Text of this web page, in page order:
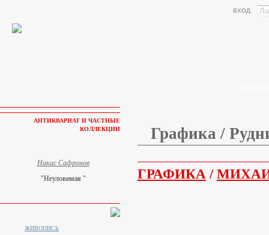
ВХОД:
Графика /
ГРАФИКА /
АНТИКВАРИАТ И ЧАСТНЫЕ
КОЛЛЕКЦИИ
Никас Сафронов
"Неуловимая "
ЖИВОПИСЬ